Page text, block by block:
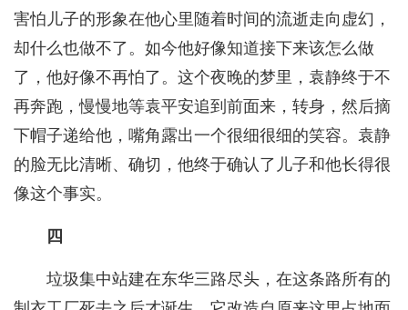
害怕儿子的形象在他心里随着时间的流逝走向虚幻，
却什么也做不了。如今他好像知道接下来该怎么做
了，他好像不再怕了。这个夜晚的梦里，袁静终于不
再奔跑，慢慢地等袁平安追到前面来，转身，然后摘
下帽子递给他，嘴角露出一个很细很细的笑容。袁静
的脸无比清晰、确切，他终于确认了儿子和他长得很
像这个事实。
四
垃圾集中站建在东华三路尽头，在这条路所有的